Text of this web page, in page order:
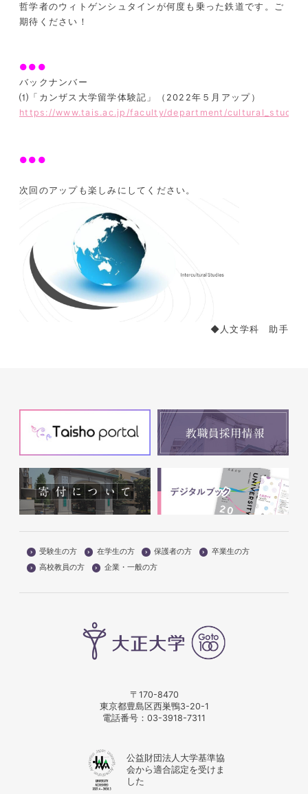
哲学者のウィトゲンシュタインが何度も乗った鉄道です。ご
期待ください！
●●●
バックナンバー
⑴「カンザス大学留学体験記」（2022年５月アップ）
https://www.tais.ac.jp/faculty/department/
●●●
次回のアップも楽しみにしてください。
◆人文学科 助手
受験生の方 在学生の方 保護者の方
卒業生の方
高校教員の方
企業・一般の方
〒170-8470
東京都豊島区西巣鴨3-20-1
電話番号： 03-3918-7311
公益財団法人大学基準協
会から適合認定を受けま
した